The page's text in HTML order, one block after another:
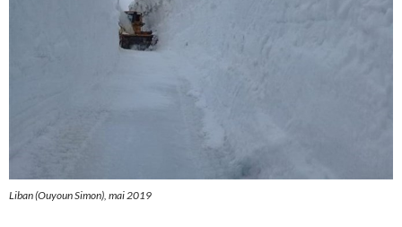
Liban (Ouyoun Simon), mai 2019